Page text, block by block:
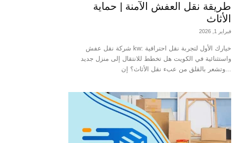
طريقة نقل العفش الآمنة | حماية
الأثاث
فبراير 1, 2026
شركة نقل عفش kw: خيارك الأول لتجربة نقل احترافية
واستثنائية في الكويت هل تخطط للانتقال إلى منزل جديد
وتشعر بالقلق من عبء نقل الأثاث؟ إن...